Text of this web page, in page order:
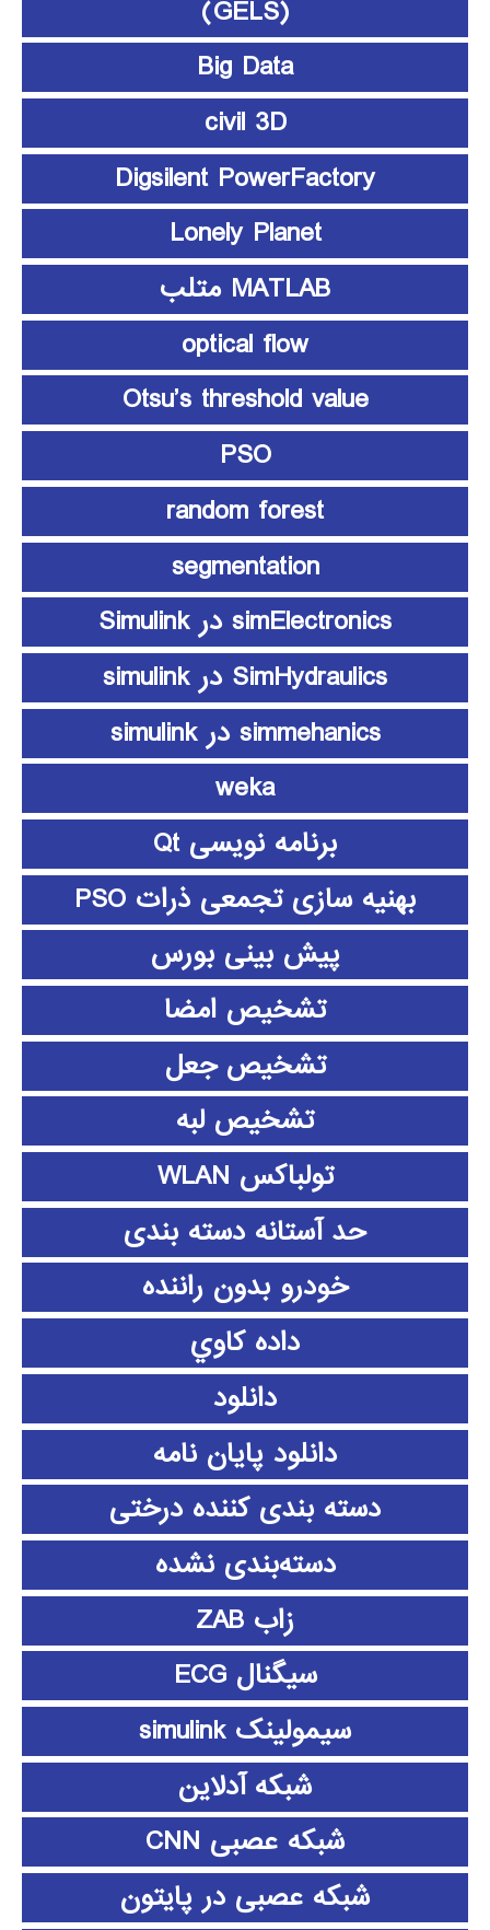
(GELS)
Big Data
civil 3D
Digsilent PowerFactory
Lonely Planet
MATLAB متلب
optical flow
Otsu’s threshold value
PSO
random forest
segmentation
simElectronics در Simulink
SimHydraulics در simulink
simmehanics در simulink
weka
برنامه نویسی Qt
بهنیه سازی تجمعی ذرات PSO
پیش بینی بورس
تشخیص امضا
تشخیص جعل
تشخیص لبه
تولباکس WLAN
حد آستانه دسته بندی
خودرو بدون راننده
داده كاوي
دانلود
دانلود پايان نامه
دسته بندی کننده درختی
دسته‌بندی نشده
زاب ZAB
سیگنال ECG
سیمولینک simulink
شبکه آدلاین
شبکه عصبی CNN
شبکه عصبی در پایتون